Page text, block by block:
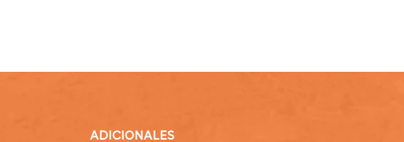
ADICIONALES